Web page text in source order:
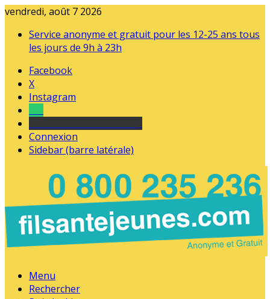
vendredi, août 7 2026
Service anonyme et gratuit pour les 12-25 ans tous
les jours de 9h à 23h
Facebook
X
Instagram
Connexion
Sidebar (barre latérale)
Menu
Rechercher